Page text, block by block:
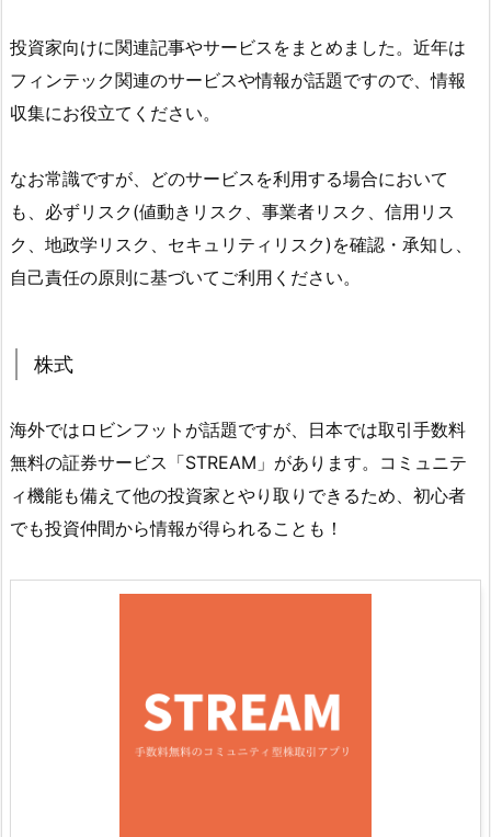
投資家向けに関連記事やサービスをまとめました。近年は
フィンテック関連のサービスや情報が話題ですので、情報
収集にお役立てください。
なお常識ですが、どのサービスを利用する場合において
も、必ずリスク(値動きリスク、事業者リスク、信用リス
ク、地政学リスク、セキュリティリスク)を確認・承知し、
自己責任の原則に基づいてご利用ください。
株式
海外ではロビンフットが話題ですが、日本では取引手数料
無料の証券サービス「STREAM」があります。コミュニテ
ィ機能も備えて他の投資家とやり取りできるため、初心者
でも投資仲間から情報が得られることも！